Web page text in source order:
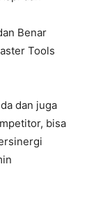
Benar
Tools
dan juga
bisa